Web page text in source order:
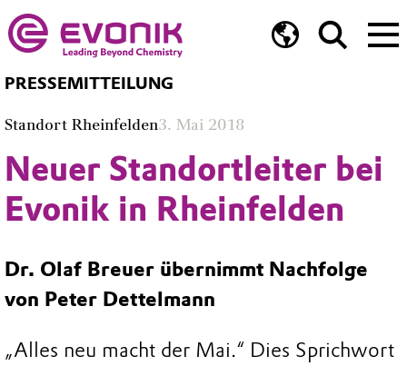
PRESSEMITTEILUNG
Standort Rheinfelden3. Mai 2018
Neuer Standortleiter bei
Evonik in Rheinfelden
Dr. Olaf Breuer übernimmt Nachfolge
von Peter Dettelmann
„Alles neu macht der Mai.“ Dies Sprichwort